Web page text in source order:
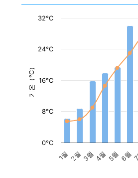
기온（°C）
1월 2월3월 4월5월 6월
0°C
8°C
16°C
24°C
32°C